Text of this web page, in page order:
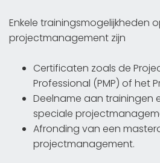
Enkele trainingsmogelijkheden
projectmanagement zijn
Certificaten zoals de
Professional (PMP) of het
Deelname aan trainingen
speciale
Afronding van een
projectmanagement.